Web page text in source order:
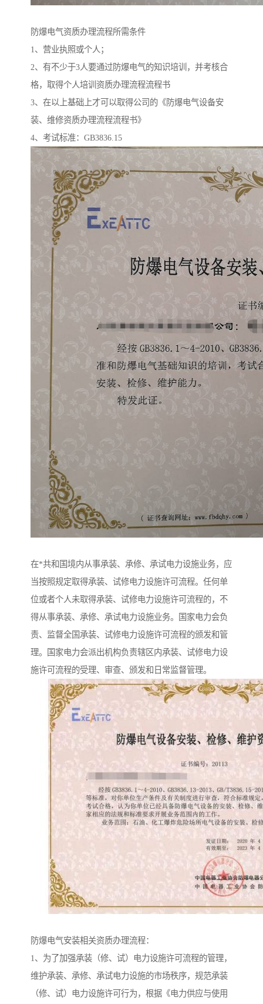
防爆电气资质办理流程所需条件
1、营业执照或个人；
2、有不少于3人要通过防爆电气的知识培训，并考核合
格，取得个人培训资质办理流程流程书
3、在以上基础上才可以取得公司的《防爆电气设备安
装、维修资质办理流程流程书》
4、考试标准：GB3836.15
在*共和国境内从事承装、承修、承试电力设施业务，应
当按照规定取得承装、试修电力设施许可流程。任何单
位或者个人未取得承装、试修电力设施许可流程的，不
得从事承装、承修、承试电力设施业务。国家电力会负
责、监督全国承装、试修电力设施许可流程的颁发和管
理。国家电力会派出机构负责辖区内承装、试修电力设
施许可流程的受理、审查、颁发和日常监督管理。
防爆电气安装相关资质办理流程：
1、为了加强承装（修、试）电力设施许可流程的管理，
维护承装、承修、承试电力设施的市场秩序，规范承装
（修、试）电力设施许可行为，根据《电力供应与使用